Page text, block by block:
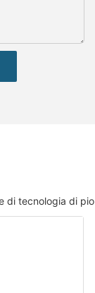
di tecnologia di